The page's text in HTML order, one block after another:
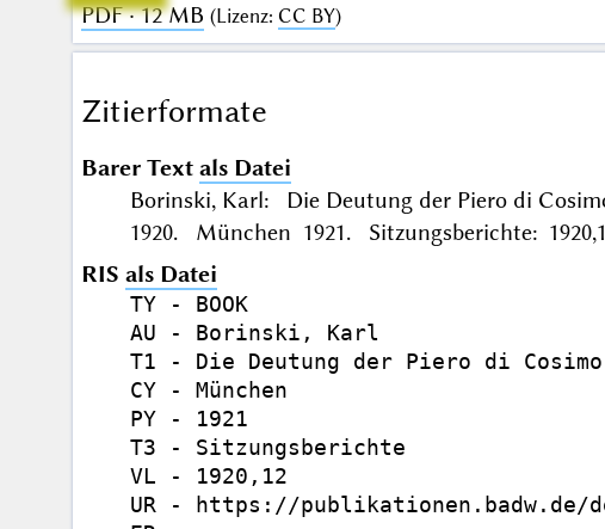
PDF · 12 MB (Lizenz: CC BY)
Zitierformate
Barer Text als Datei
Borinski, Karl: Die Deutung der Piero di
1920. München 1921. Sitzungsberichte:
RIS als Datei
TY - BOOK
AU - Borinski, Karl
T1 - Die Deutung der Piero di
CY - München
PY - 1921
T3 - Sitzungsberichte
VL - 1920,12
UR - https://publikationen.badw.de/